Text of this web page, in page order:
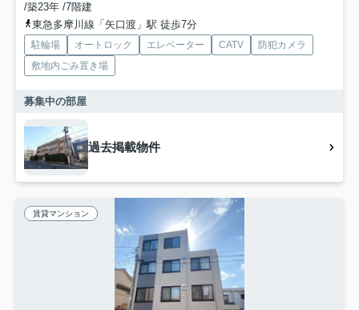
/築23年 /7階建
東急多摩川線「矢口渡」駅 徒歩7分
駐輪場 オートロック エレベーター CATV
防犯カメラ
敷地内ごみ置き場
募集中の部屋
過去掲載物件
賃貸マンション